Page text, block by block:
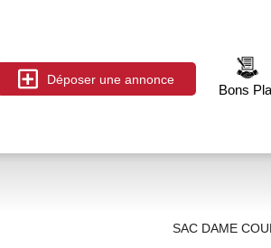
Déposer une annonce
Bons
SAC DAME